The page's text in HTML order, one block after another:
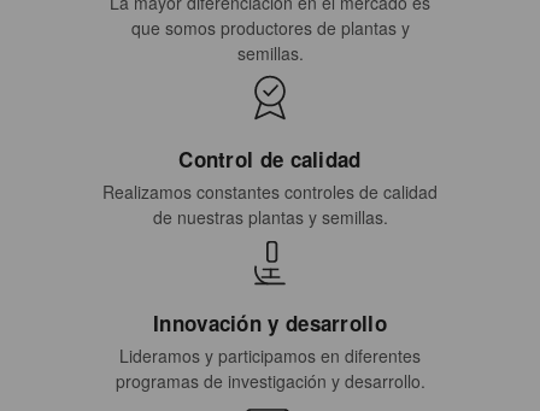
que somos productores de plantas y
semillas.
Control de calidad
Realizamos constantes controles de calidad
de nuestras plantas y semillas.
Innovación y desarrollo
Lideramos y participamos en diferentes
programas de investigación y desarrollo.